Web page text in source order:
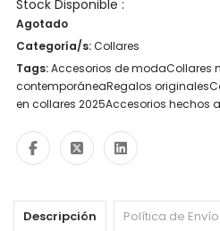
Stock Disponible :
Agotado
Categoría/s:Collares
Tags:Accesorios de modaCollares
contemporáneaRegalos
en collares 2025Accesorios hechos
Descripción Política de Envío